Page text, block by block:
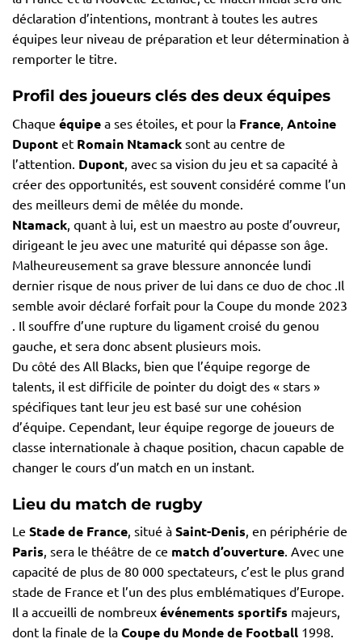
déclaration d’intentions, montrant à toutes les autres
équipes leur niveau de préparation et leur détermination à
remporter le titre.
Profil des joueurs clés des deux équipes
Chaque équipe a ses étoiles, et pour la France Antoine
Dupont et Romain Ntamack sont au centre de
l’attention. Dupont , avec sa vision du jeu et sa capacité à
créer des opportunités, est souvent considéré comme l’un
des meilleurs demi de mêlée du monde.
Ntamack , quant à lui, est un maestro au poste d’ouvreur,
dirigeant le jeu avec une maturité qui dépasse son âge.
Malheureusement sa grave blessure annoncée lundi
dernier risque de nous priver de lui dans ce duo de choc .Il
semble avoir déclaré forfait pour la Coupe du monde 2023
. Il souffre d’une rupture du ligament croisé du genou
gauche, et sera donc absent plusieurs mois.
Du côté des All Blacks, bien que l’équipe regorge de
talents, il est difficile de pointer du doigt des « stars »
spécifiques tant leur jeu est basé sur une cohésion
d’équipe. Cependant, leur équipe regorge de joueurs de
classe internationale à chaque position, chacun capable de
changer le cours d’un match en un instant.
Lieu du match de rugby
Le Stade de France, situé à Saint-Denis, en périphérie de
Paris, sera le théâtre de ce match d’ouverture. Avec une
capacité de plus de 80 000 spectateurs, c’est le plus grand
stade de France et l’un des plus emblématiques d’Europe.
Il a accueilli de nombreux événements sportifs majeurs,
dont la finale de la Coupe du Monde de Football 1998.